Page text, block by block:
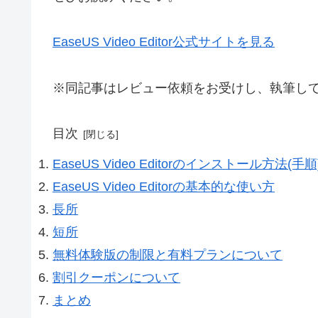
EaseUS Video Editor公式サイトを見る
※同記事はレビュー依頼をお受けし、執筆し
目次
EaseUS Video Editorのインストール方法(手
EaseUS Video Editorの基本的な使い方
長所
短所
無料体験版の制限と有料プランについて
割引クーポンについて
まとめ